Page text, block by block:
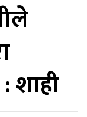
शाही